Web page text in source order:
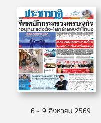
6 - 9 สิงหาคม 2569